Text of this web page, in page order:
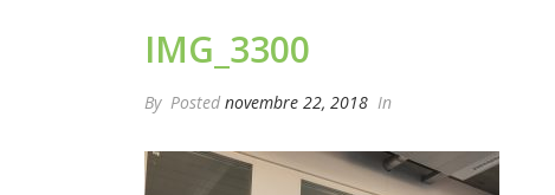
IMG_3300
By Posted novembre 22, 2018 In